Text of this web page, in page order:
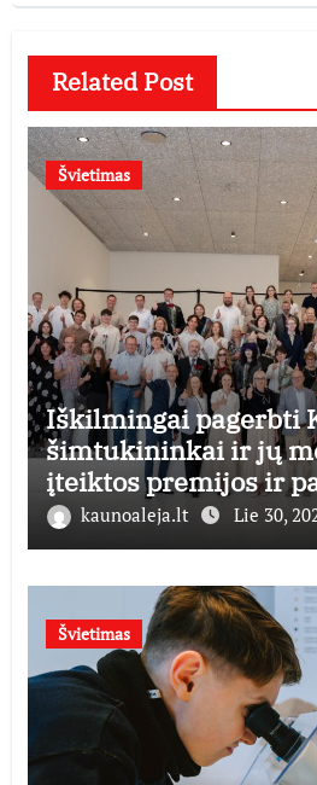
Related Post
Švietimas
Iškilmingai pagerbti
šimtukininkai ir jų
įteiktos premijos ir
kaunoaleja.lt Lie 30,
Švietimas